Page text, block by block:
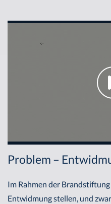
Problem –
Im Rahmen der
Entwidmung stellen, und